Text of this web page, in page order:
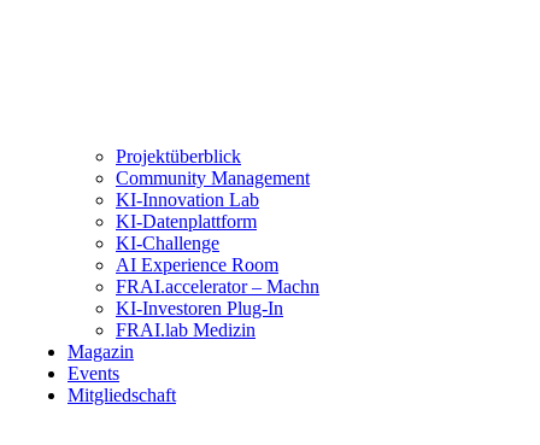
Projektüberblick
Community Management
KI-Innovation Lab
KI-Datenplattform
KI-Challenge
AI Experience Room
FRAI.accelerator – Machn
KI-Investoren Plug-In
FRAI.lab Medizin
Magazin
Events
Mitgliedschaft